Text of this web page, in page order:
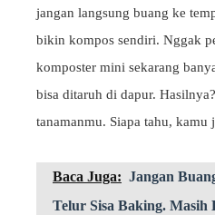
jangan langsung buang ke
bikin kompos sendiri. Nggak
komposter mini sekarang
bisa ditaruh di dapur.
tanamanmu. Siapa tahu,
Baca Juga: Jangan
Telur Sisa Baking. Masih